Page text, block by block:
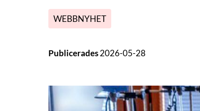
WEBBNYHET
Publicerades2026-05-28